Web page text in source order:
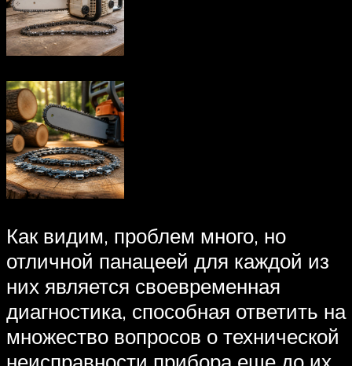
Как видим, проблем много, но
отличной панацеей для каждой из
них является своевременная
диагностика, способная ответить на
множество вопросов о технической